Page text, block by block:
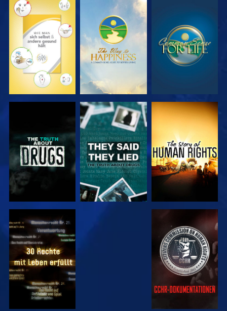
ANSEHEN ANSEHEN ANSEHEN
ANSEHEN ANSEHEN
ANSEHEN ANSEHEN